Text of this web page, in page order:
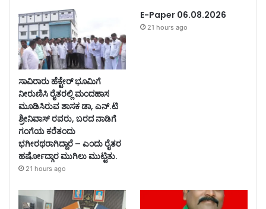
ಸಾವಿರಾರು ಹೆಕ್ಟೇರ್ ಭೂಮಿಗೆ
ನೀರುಣಿಸಿ ರೈತರಲ್ಲಿ ಮಂದಹಾಸ
ಮೂಡಿಸಿರುವ ಶಾಸಕ ಡಾ, ಎನ್.ಟಿ
ಶ್ರೀನಿವಾಸ್ ರವರು, ಬರದ ನಾಡಿಗೆ
ಗಂಗೆಯ ಕರೆತಂದು
ಭಗೀರಥರಾಗಿದ್ದಾರೆ – ಎಂದು ರೈತರ
ಹರ್ಷೋದ್ಗಾರ ಮುಗಿಲು ಮುಟ್ಟಿತು.
21 hours ago
E-Paper 06.08.2026
21 hours ago